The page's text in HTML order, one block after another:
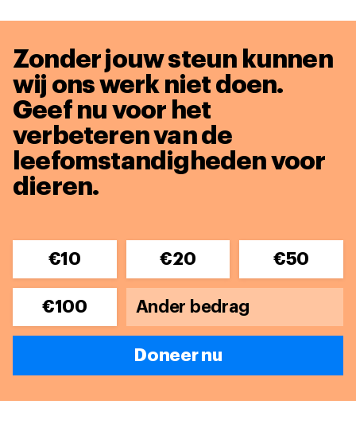
Zonder jouw steun kunnen
wij ons werk niet doen.
Geef nu voor het
verbeteren van de
leefomstandigheden voor
dieren.
€10 €20 €50
€100
Doneer nu